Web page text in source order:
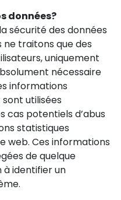
données?
sécurité des données
ne traitons que des
uniquement
nécessaire
informations
utilisées
cas potentiels d’abus
statistiques
web. Ces informations
de quelque
à identifier un